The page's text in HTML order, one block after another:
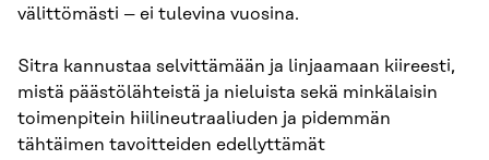
välittömästi – ei tulevina vuosina.
Sitra kannustaa selvittämään ja linjaamaan kiireesti,
mistä päästölähteistä ja nieluista sekä minkälaisin
toimenpitein hiilineutraaliuden ja pidemmän
tähtäimen tavoitteiden edellyttämät